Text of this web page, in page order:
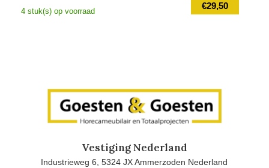
€29,50
4 stuk(s) op voorraad
Vestiging Nederland
Industrieweg 6, 5324 JX Ammerzoden Nederland